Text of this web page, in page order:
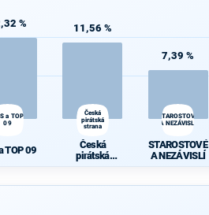
%
a TOP
09
TOP 09
11,56 %
Česká
pirátská
strana
Česká
pirátská
7,39 %
STAROSTOVÉ
A NEZÁVISLÍ
STAROSTOVÉ
A NEZÁVISLÍ